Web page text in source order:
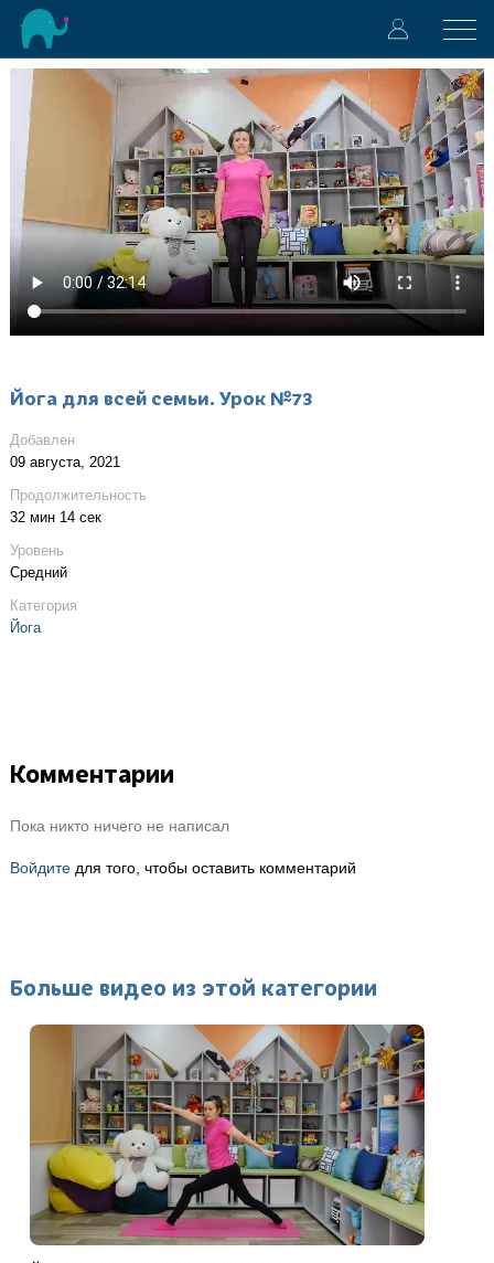
Йога для всей семьи. Урок №73
Добавлен
09 августа, 2021
Продолжительность
32 мин 14 сек
Уровень
Средний
Категория
Йога
Комментарии
Пока никто ничего не написал
Войдитедля того, чтобы оставить комментарий
Больше видео из этой категории